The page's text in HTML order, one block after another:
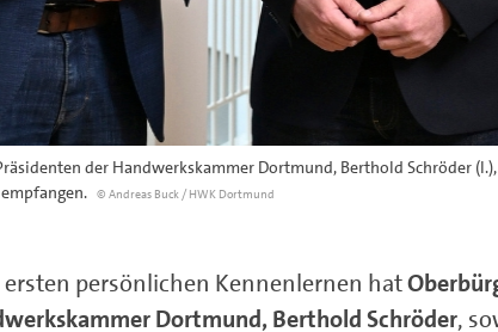
der Handwerkskammer Dortmund, Berthold Schröder
© Andreas Buck / HWK Dortmund
persönlichen Kennenlernen hat
Dortmund, Berthold Schröder,